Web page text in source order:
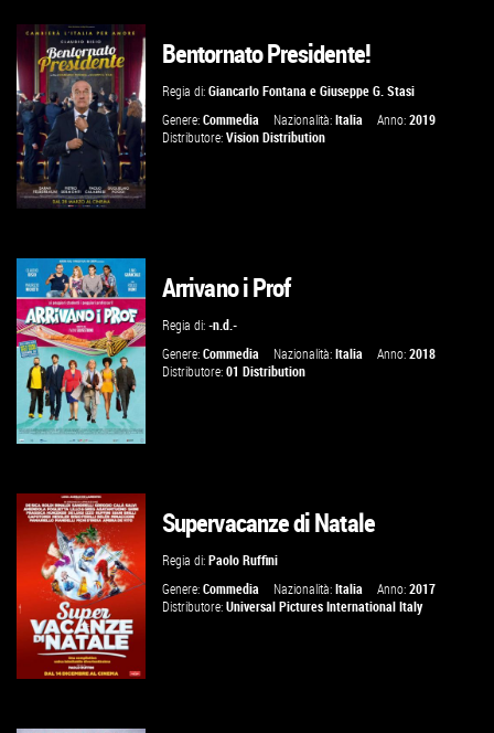
GUARDA IL TRAILER
VAI ALLA SCHEDA
GUARDA IL TRAILER
VAI ALLA SCHEDA
Bentornato Presidente!
Regia di:Giancarlo Fontana eGiuseppe G. Stasi
Genere:Commedia Nazionalità:Italia Anno:2019
Distributore:Vision Distribution
GUARDA IL TRAILER
VAI ALLA SCHEDA
Arrivano i Prof
Regia di:-n.d.-
Genere:Commedia Nazionalità:Italia Anno:2018
Distributore:01 Distribution
Supervacanze di Natale
Regia di:Paolo Ruffini
Genere:Commedia Nazionalità:Italia Anno:2017
Distributore:Universal Pictures International Italy